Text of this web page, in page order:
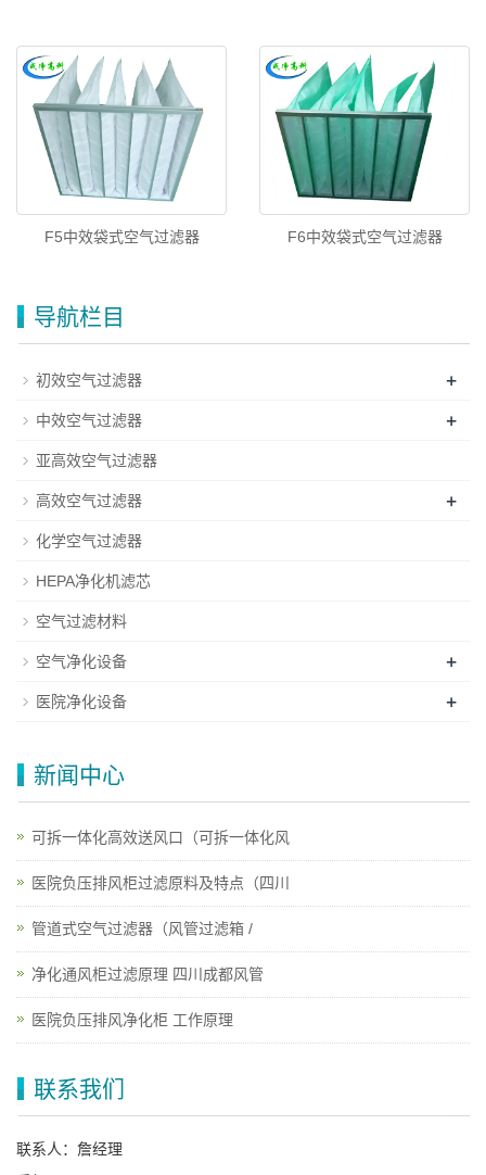
F5中效袋式空气过滤器 F6中效袋式空气过滤器
导航栏目
初效空气过滤器 +
中效空气过滤器 +
亚高效空气过滤器
高效空气过滤器 +
化学空气过滤器
HEPA净化机滤芯
空气过滤材料
空气净化设备 +
医院净化设备 +
新闻中心
可拆一体化高效送风口（可拆一体化风
医院负压排风柜过滤原料及特点（四川
管道式空气过滤器（风管过滤箱 /
净化通风柜过滤原理 四川成都风管
医院负压排风净化柜 工作原理
联系我们
联系人：詹经理